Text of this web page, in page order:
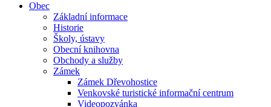
Obec
Základní informace
Historie
Školy, ústavy
Obecní knihovna
Obchody a služby
Zámek
Zámek Dřevohostice
Venkovské turistické informační centrum
Videopozvánka